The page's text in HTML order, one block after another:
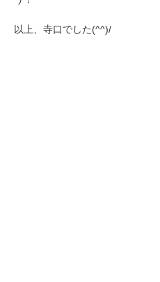
以上、寺口でした(^^)/